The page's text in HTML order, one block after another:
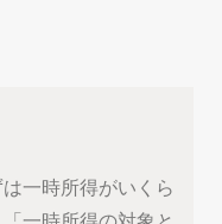
一時所得がいくら